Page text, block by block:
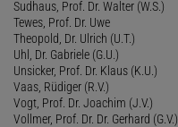
Sudhaus, Prof. Dr. Walter (W.S.)
Tewes, Prof. Dr. Uwe
Theopold, Dr. Ulrich (U.T.)
Uhl, Dr. Gabriele (G.U.)
Unsicker, Prof. Dr. Klaus (K.U.)
Vaas, Rüdiger (R.V.)
Vogt, Prof. Dr. Joachim (J.V.)
Vollmer, Prof. Dr. Dr. Gerhard (G.V.)